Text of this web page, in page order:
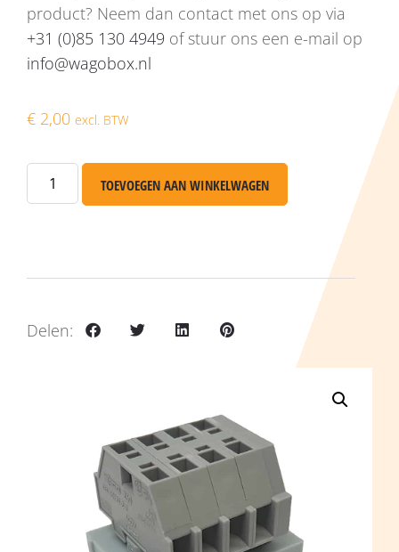
product? Neem dan contact met ons op via
+31 (0)85 130 4949 of stuur ons een e-mail op
info@wagobox.nl
€ 2,00 excl. BTW
TOEVOEGEN AAN WINKELWAGEN
Delen: